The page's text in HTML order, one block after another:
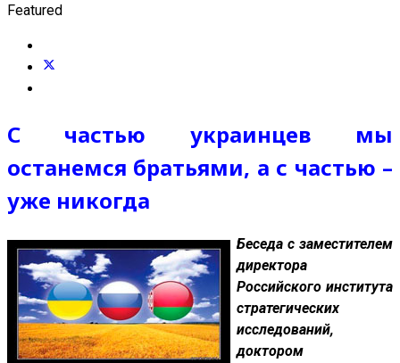
Featured
С частью украинцев мы
останемся братьями, а с частью –
уже никогда
Беседа с заместителем
директора
Российского института
стратегических
исследований,
доктором